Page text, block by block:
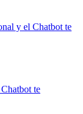
y el Chatbot te
te